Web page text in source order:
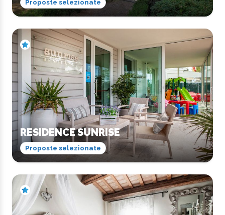
Proposte selezionate
RESIDENCE SUNRISE
Proposte selezionate